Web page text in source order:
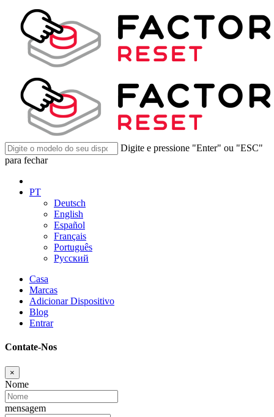
Digite e pressione "Enter" ou "ESC"
para fechar
PT
Deutsch
English
Español
Français
Português
Русский
Casa
Marcas
Adicionar Dispositivo
Blog
Entrar
Contate-Nos
×
Nome
mensagem